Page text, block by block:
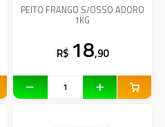
PEITO FRANGO S/OSSO ADORO
1KG
R$ 18,90